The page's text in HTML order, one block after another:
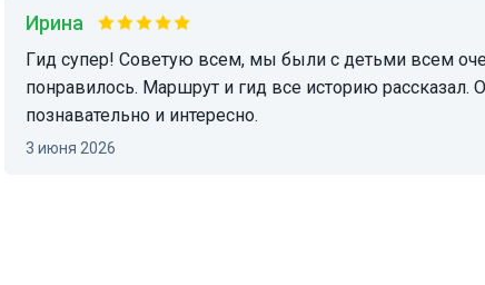
Ирина
Гид супер! Советую всем, мы были с детьми всем очень
понравилось. Маршрут и гид все историю рассказал.
познавательно и интересно.
3 июня 2026